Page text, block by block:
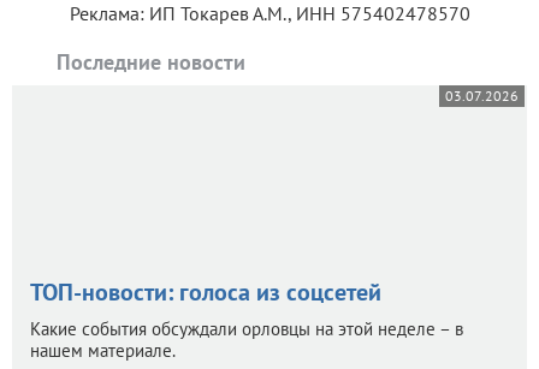
Реклама: ИП Токарев А.М., ИНН 575402478570
Последние новости
03.07.2026
ТОП-новости: голоса из соцсетей
Какие события обсуждали орловцы на этой неделе – в
нашем материале.